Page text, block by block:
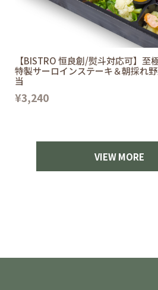
【BISTRO 恒良創/熨斗対応可】至
特製サーロインステーキ＆朝採れ
当
¥3,240
VIEW MORE